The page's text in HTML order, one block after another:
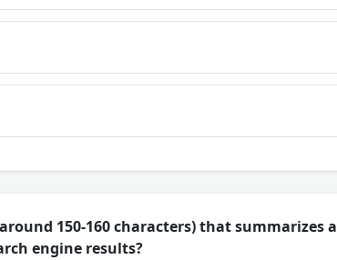
150-160 characters) that summarizes a
engine results?